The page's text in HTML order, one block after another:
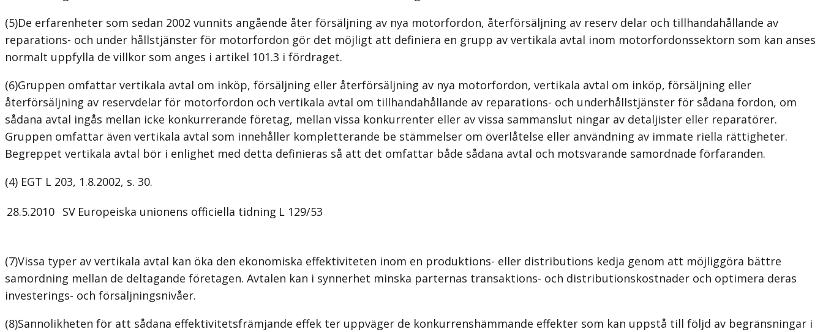
(5)De erfarenheter som sedan 2002 vunnits angående åter­ försäljning av nya motorfordon, återförsäljning av reserv­ delar och tillhandahållande av
reparations- och under­ hållstjänster för motorfordon gör det möjligt att definiera en grupp av vertikala avtal inom motorfordonssektorn som kan anses
normalt uppfylla de villkor som anges i artikel 101.3 i fördraget.
(6)Gruppen omfattar vertikala avtal om inköp, försäljning eller återförsäljning av nya motorfordon, vertikala avtal om inköp, försäljning eller
återförsäljning av reservdelar för motorfordon och vertikala avtal om tillhandahållande av reparations- och underhållstjänster för sådana fordon, om
sådana avtal ingås mellan icke konkurrerande företag, mellan vissa konkurrenter eller av vissa sammanslut­ ningar av detaljister eller reparatörer.
Gruppen omfattar även vertikala avtal som innehåller kompletterande be­ stämmelser om överlåtelse eller användning av immate­ riella rättigheter.
Begreppet vertikala avtal bör i enlighet med detta definieras så att det omfattar både sådana avtal och motsvarande samordnade förfaranden.
(4) EGT L 203, 1.8.2002, s. 30.
28.5.2010 SV Europeiska unionens officiella tidning L 129/53
(7)Vissa typer av vertikala avtal kan öka den ekonomiska effektiviteten inom en produktions- eller distributions­ kedja genom att möjliggöra bättre
samordning mellan de deltagande företagen. Avtalen kan i synnerhet minska parternas transaktions- och distributionskostnader och optimera deras
investerings- och försäljningsnivåer.
(8)Sannolikheten för att sådana effektivitetsfrämjande effek­ ter uppväger de konkurrenshämmande effekter som kan uppstå till följd av begränsningar i